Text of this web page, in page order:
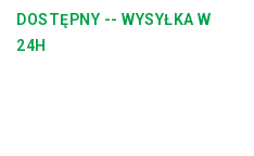
DOSTĘPNY -- WYSYŁKA W
24H